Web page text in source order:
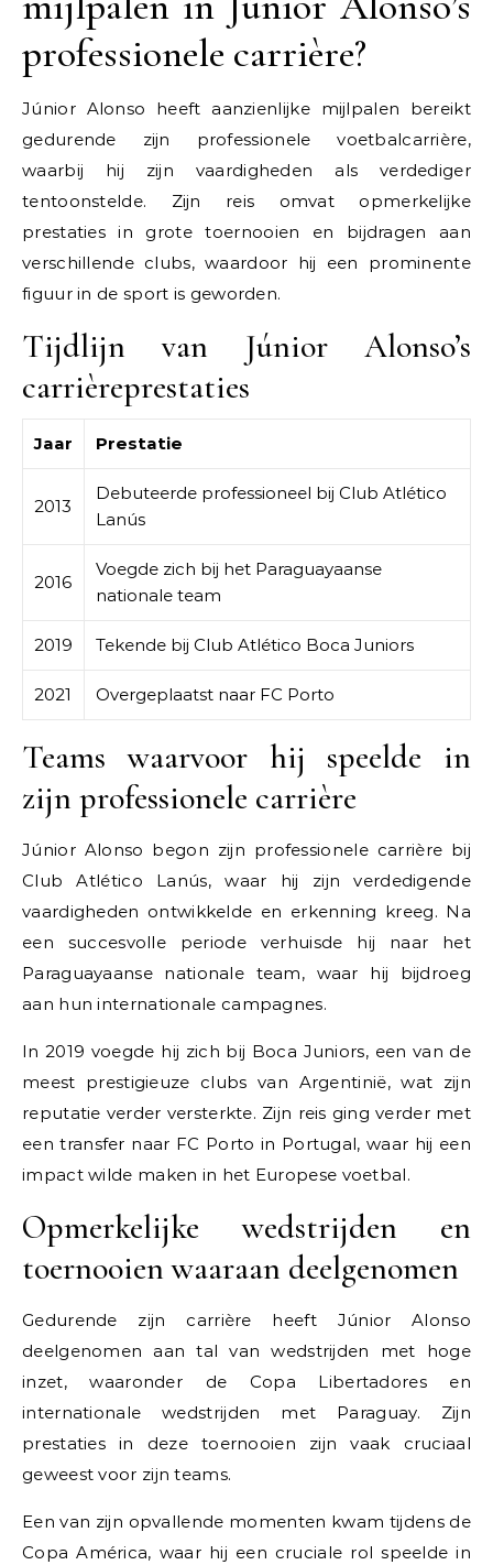
professionele carrière?
Júnior Alonso heeft aanzienlijke mijlpalen bereikt
gedurende zijn professionele voetbalcarrière,
waarbij hij zijn vaardigheden als verdediger
tentoonstelde. Zijn reis omvat opmerkelijke
prestaties in grote toernooien en bijdragen aan
verschillende clubs, waardoor hij een prominente
figuur in de sport is geworden.
Tijdlijn van Júnior Alonso’s
carrièreprestaties
Jaar Prestatie
2013
Debuteerde professioneel bij Club Atlético
Lanús
2016
Voegde zich bij het Paraguayaanse
nationale team
2019 Tekende bij Club Atlético Boca Juniors
2021 Overgeplaatst naar FC Porto
Teams waarvoor hij speelde in
zijn professionele carrière
Júnior Alonso begon zijn professionele carrière bij
Club Atlético Lanús, waar hij zijn verdedigende
vaardigheden ontwikkelde en erkenning kreeg. Na
een succesvolle periode verhuisde hij naar het
Paraguayaanse nationale team, waar hij bijdroeg
aan hun internationale campagnes.
In 2019 voegde hij zich bij Boca Juniors, een van de
meest prestigieuze clubs van Argentinië, wat zijn
reputatie verder versterkte. Zijn reis ging verder met
een transfer naar FC Porto in Portugal, waar hij een
impact wilde maken in het Europese voetbal.
Opmerkelijke wedstrijden en
toernooien waaraan deelgenomen
Gedurende zijn carrière heeft Júnior Alonso
deelgenomen aan tal van wedstrijden met hoge
inzet, waaronder de Copa Libertadores en
internationale wedstrijden met Paraguay. Zijn
prestaties in deze toernooien zijn vaak cruciaal
geweest voor zijn teams.
Een van zijn opvallende momenten kwam tijdens de
Copa América, waar hij een cruciale rol speelde in